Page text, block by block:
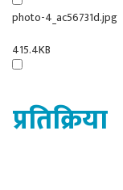
photo-4_ac56731d.jpg
415.4KB
प्रतिक्रिया